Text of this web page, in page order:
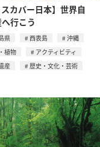
スカバー日本】世界自
行こう
県 西表島
沖縄
植物
アクティビティ
産
歴史・文化・芸術